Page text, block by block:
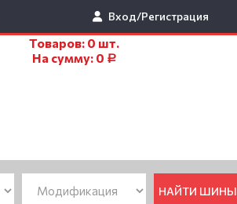
Вход/Регистрация
Товаров: 0 шт.
На сумму: 0 Р
НАЙТИ ШИНЫ